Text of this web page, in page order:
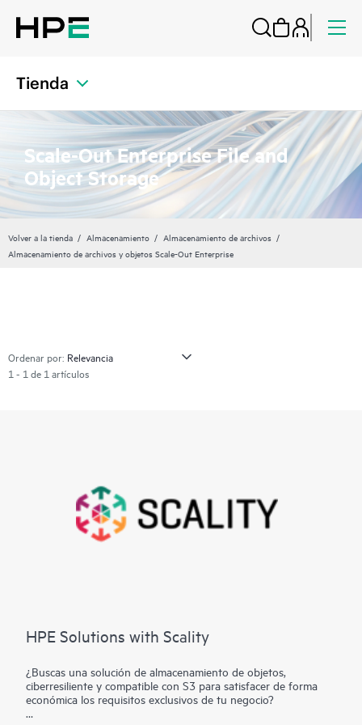
Tienda
Scale-Out Enterprise File and
Object Storage
Volver a la tienda Almacenamiento
Almacenamiento de archivos
Almacenamiento de archivos y objetos Scale-Out Enterprise
Ordenar por:
1 - 1 de 1 artículos
HPE Solutions with Scality
¿Buscas una solución de almacenamiento de objetos,
ciberresiliente y compatible con S3 para satisfacer de forma
económica los requisitos exclusivos de tu negocio?